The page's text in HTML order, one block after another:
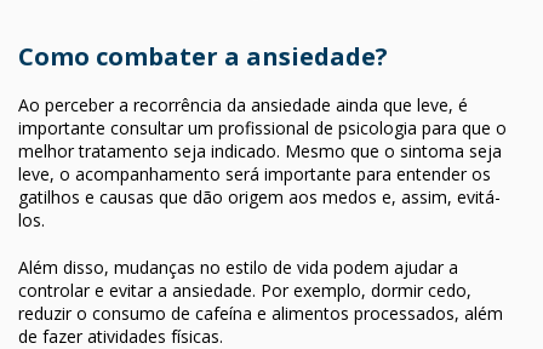
Como combater a ansiedade?
Ao perceber a recorrência da ansiedade ainda que leve, é
importante consultar um profissional de psicologia para que o
melhor tratamento seja indicado. Mesmo que o sintoma seja
leve, o acompanhamento será importante para entender os
gatilhos e causas que dão origem aos medos e, assim, evitá-
los.
Além disso, mudanças no estilo de vida podem ajudar a
controlar e evitar a ansiedade. Por exemplo, dormir cedo,
reduzir o consumo de cafeína e alimentos processados, além
de fazer atividades físicas.